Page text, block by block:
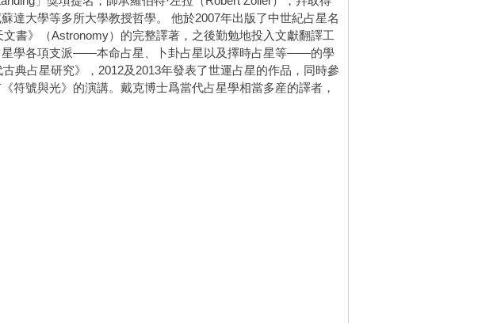
達大學等多所大學教授哲學。 他於2007年出版了中世紀占星名
書》（Astronomy）的完整譯著，之後勤勉地投入文獻翻譯工
星學各項支派——本命占星、卜卦占星以及擇時占星等——的學
典占星研究》，2012及2013年發表了世運占星的作品，同時參
符號與光》的演講。戴克博士爲當代占星學相當多産的譯者，